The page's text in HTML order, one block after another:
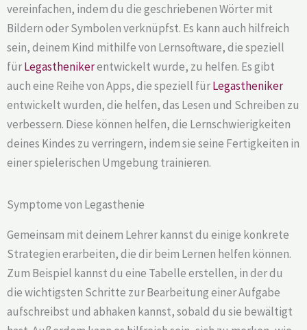
vereinfachen, indem du die geschriebenen Wörter mit
Bildern oder Symbolen verknüpfst. Es kann auch hilfreich
sein, deinem Kind mithilfe von Lernsoftware, die speziell
fürLegasthenikerentwickelt wurde, zu helfen. Es gibt
auch eine Reihe von Apps, die speziell fürLegastheniker
entwickelt wurden, die helfen, das Lesen und Schreiben zu
verbessern. Diese können helfen, die Lernschwierigkeiten
deines Kindes zu verringern, indem sie seine Fertigkeiten in
einer spielerischen Umgebung trainieren.
Symptome von Legasthenie
Gemeinsam mit deinem Lehrer kannst du einige konkrete
Strategien erarbeiten, die dir beim Lernen helfen können.
Zum Beispiel kannst du eine Tabelle erstellen, in der du
die wichtigsten Schritte zur Bearbeitung einer Aufgabe
aufschreibst und abhaken kannst, sobald du sie bewältigt